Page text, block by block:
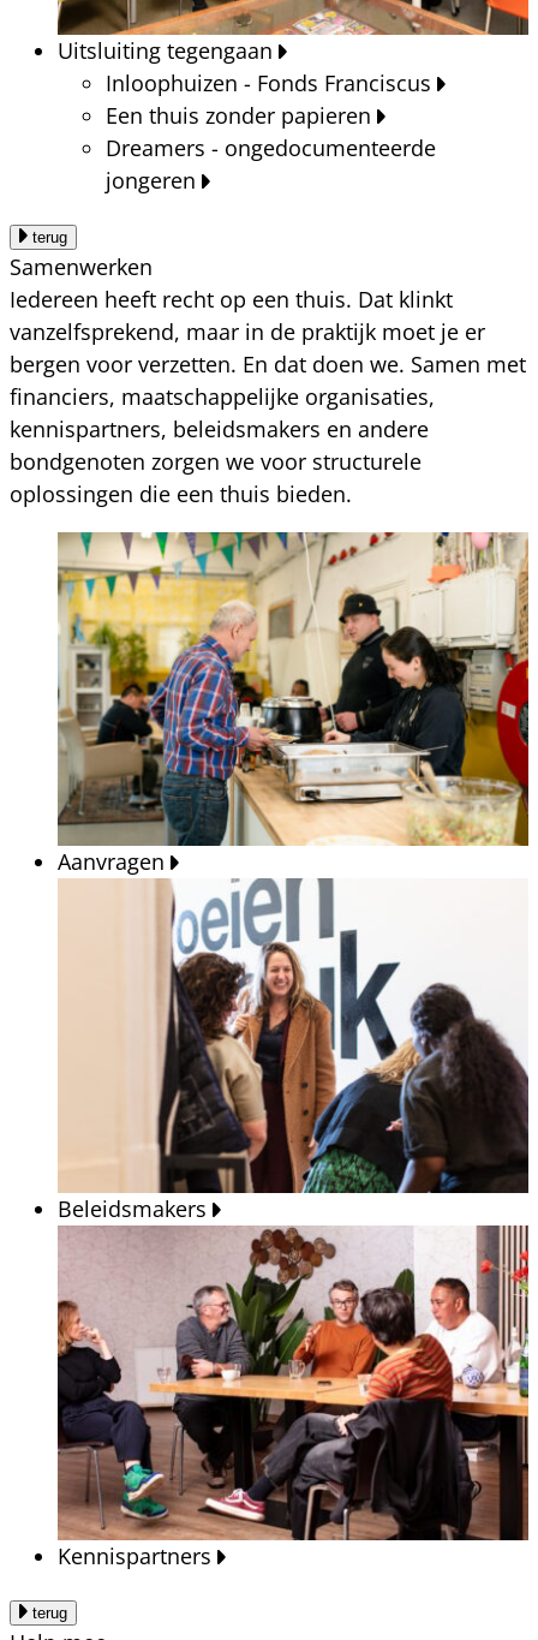
Uitsluiting tegengaan
Inloophuizen - Fonds Franciscus
Een thuis zonder papieren
Dreamers - ongedocumenteerde
jongeren
terug
Samenwerken
Iedereen heeft recht op een thuis. Dat klinkt
vanzelfsprekend, maar in de praktijk moet je er
bergen voor verzetten. En dat doen we. Samen met
financiers, maatschappelijke organisaties,
kennispartners, beleidsmakers en andere
bondgenoten zorgen we voor structurele
oplossingen die een thuis bieden.
Aanvragen
Beleidsmakers
Kennispartners
terug